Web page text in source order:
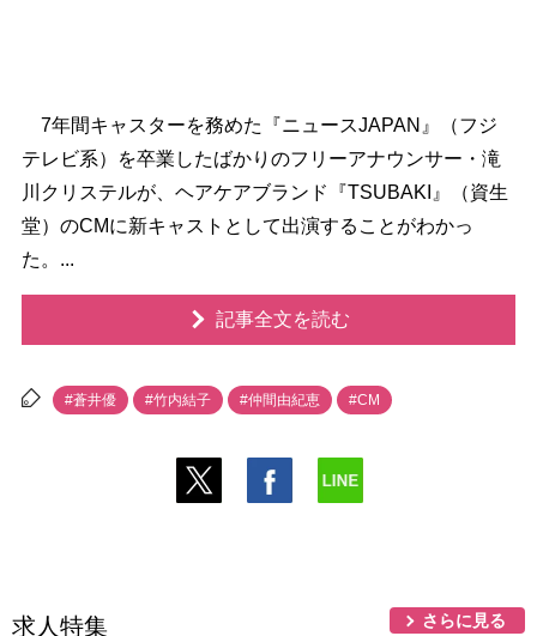
7年間キャスターを務めた『ニュースJAPAN』（フジ
テレビ系）を卒業したばかりのフリーアナウンサー・滝
川クリステルが、ヘアケアブランド『TSUBAKI』（資生
堂）のCMに新キャストとして出演することがわかっ
た。...
記事全文を読む
#蒼井優 #竹内結子 #仲間由紀恵 #CM
求人特集 さらに見る